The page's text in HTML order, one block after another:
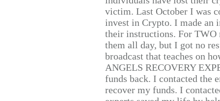
victim. Last October I was
invest in Crypto. I made
their instructions. For TWO
them all day, but I got no
broadcast that teaches on
ANGELS RECOVERY
funds back. I contacted the
recover my funds. I